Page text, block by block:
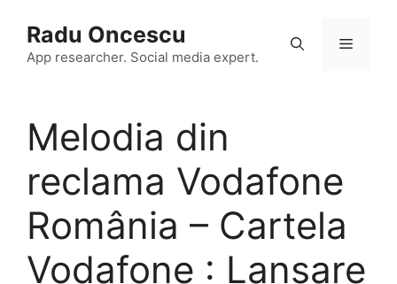
content
Radu Oncescu
App researcher. Social media expert.
Menu
Melodia din
reclama Vodafone
România – Cartela
Vodafone : Lansare